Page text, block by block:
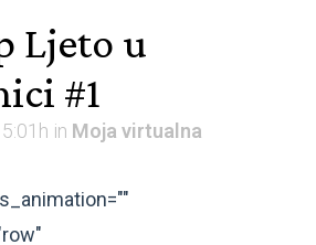
Ljeto u
#1
in Moja virtualna